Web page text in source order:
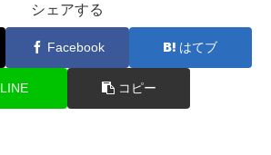
シェアする
Facebook はてブ
LINE コピー